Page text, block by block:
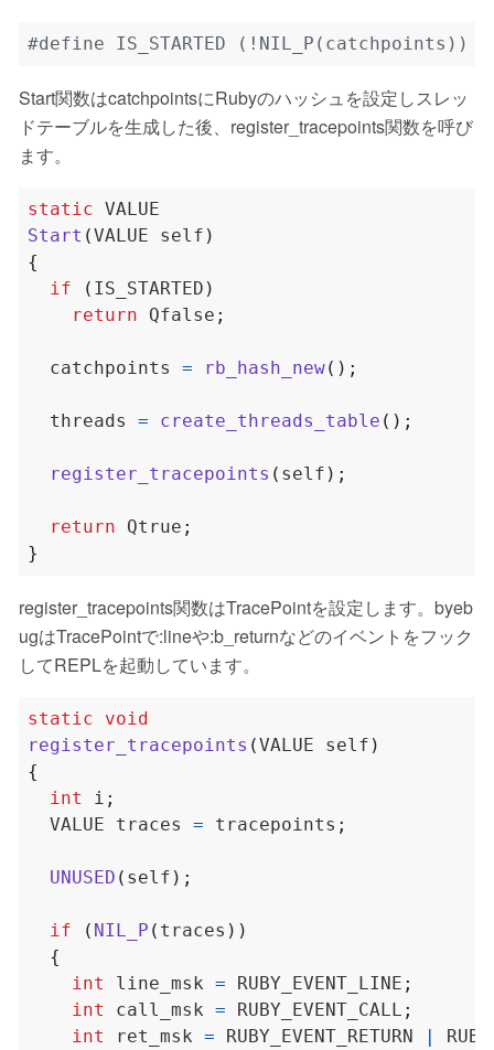
#define IS_STARTED (!NIL_P(catchpoints))
Start関数はcatchpointsにRubyのハッシュを設定しスレッ
ドテーブルを生成した後、register_tracepoints関数を呼び
ます。
static
Start (VALUE self )
{
if
( IS_STARTED )
return Qfalse ;
  catchpoints
= rb_hash_new();
  threads
= create_threads_table ();
register_tracepoints ( self );
return Qtrue ;
}
register_tracepoints関数はTracePointを設定します。byeb
ugはTracePointで:lineや:b_returnなどのイベントをフック
してREPLを起動しています。
static
void
register_tracepoints (VALUE self )
{
int
i ;
  VALUE traces
= tracepoints ;
UNUSED ( self );
if ( NIL_P ( traces ))
{
int
line_msk = RUBY_EVENT_LINE ;
int
call_msk = RUBY_EVENT_CALL ;
int
ret_msk = RUBY_EVENT_RETURN |